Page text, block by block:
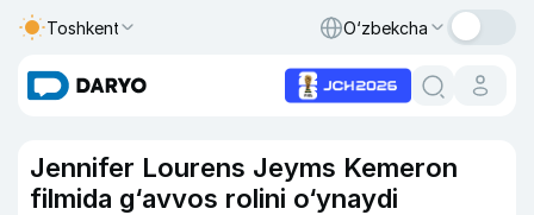
Toshkent O‘zbekcha
Jennifer Lourens Jeyms Kemeron
filmida g‘avvos rolini o‘ynaydi